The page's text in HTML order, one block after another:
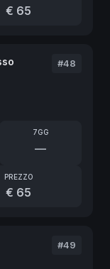
€ 65
#48
7GG
—
PREZZO
€ 65
#49